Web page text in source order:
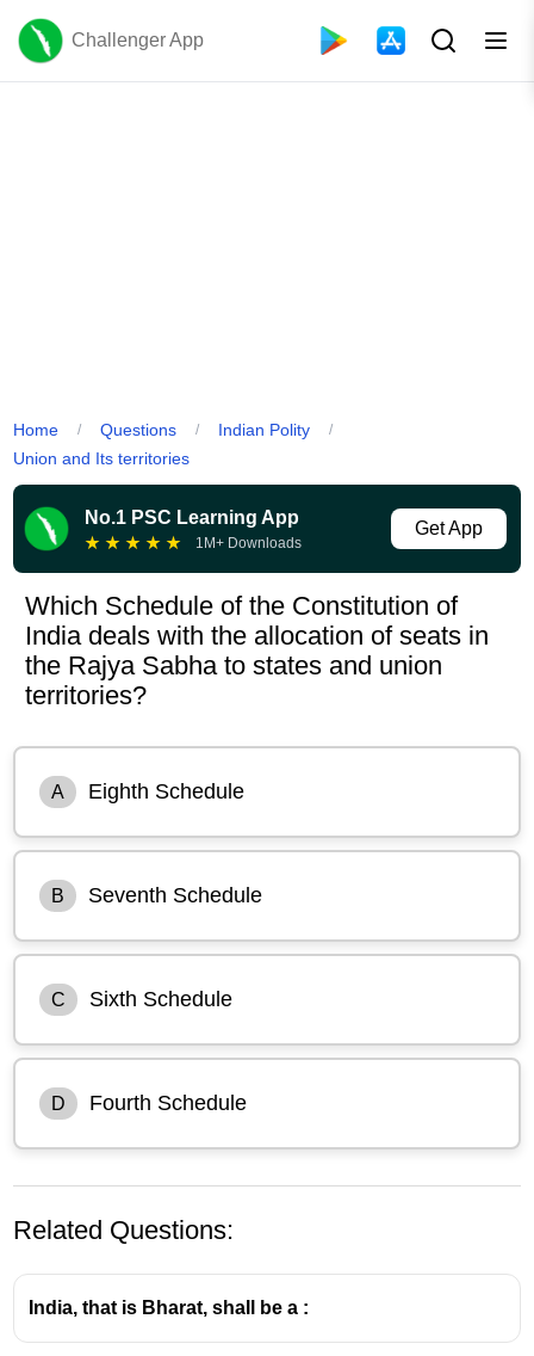
Challenger App
Home / Questions / Indian Polity /
Union and Its territories
No.1 PSC Learning App
★ ★ ★ ★ ★ 1M+ Downloads
Get App
Which Schedule of the Constitution of
India deals with the allocation of seats in
the Rajya Sabha to states and union
territories?
A Eighth Schedule
B Seventh Schedule
C Sixth Schedule
D Fourth Schedule
Related Questions:
India, that is Bharat, shall be a :